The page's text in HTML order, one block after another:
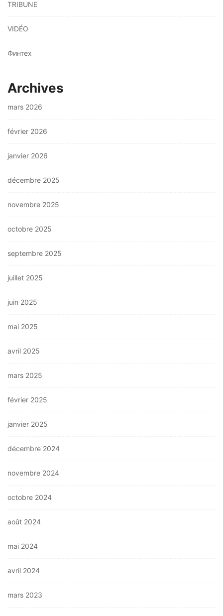
TRIBUNE
VIDÉO
Финтех
Archives
mars 2026
février 2026
janvier 2026
décembre 2025
novembre 2025
octobre 2025
septembre 2025
juillet 2025
juin 2025
mai 2025
avril 2025
mars 2025
février 2025
janvier 2025
décembre 2024
novembre 2024
octobre 2024
août 2024
mai 2024
avril 2024
mars 2023